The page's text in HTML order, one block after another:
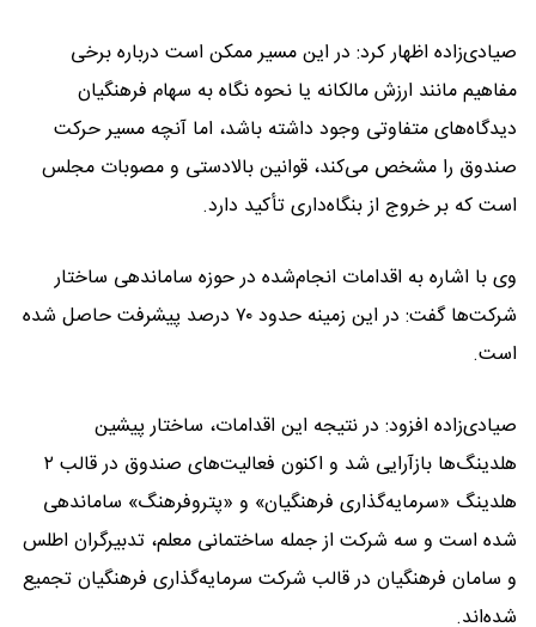
صیادی‌زاده اظهار کرد: در این مسیر ممکن است درباره برخی
مفاهیم مانند ارزش مالکانه یا نحوه نگاه به سهام فرهنگیان
دیدگاه‌های متفاوتی وجود داشته باشد، اما آنچه مسیر حرکت
صندوق را مشخص می‌کند، قوانین بالادستی و مصوبات مجلس
است که بر خروج از بنگاه‌داری تأکید دارد.
وی با اشاره به اقدامات انجام‌شده در حوزه ساماندهی ساختار
شرکت‌ها گفت: در این زمینه حدود ۷۰ درصد پیشرفت حاصل شده
است.
صیادی‌زاده افزود: در نتیجه این اقدامات، ساختار پیشین
هلدینگ‌ها بازآرایی شد و اکنون فعالیت‌های صندوق در قالب ۲
هلدینگ «سرمایه‌گذاری فرهنگیان» و «پتروفرهنگ» ساماندهی
شده است و سه شرکت‌ از جمله ساختمانی معلم، تدبیرگران اطلس
و سامان فرهنگیان در قالب شرکت سرمایه‌گذاری فرهنگیان تجمیع
شده‌اند.